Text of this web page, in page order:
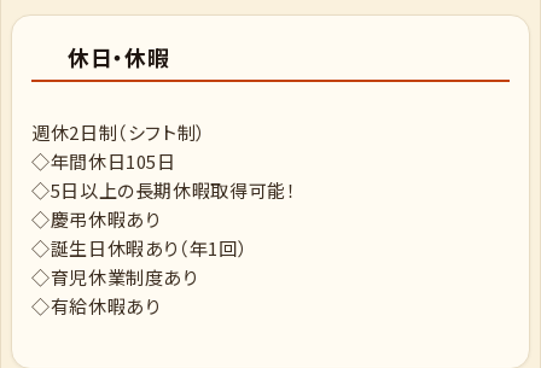
休日・休暇
週休2日制（シフト制）
◇年間休日105日
◇5日以上の長期休暇取得可能！
◇慶弔休暇あり
◇誕生日休暇あり（年1回）
◇育児休業制度あり
◇有給休暇あり